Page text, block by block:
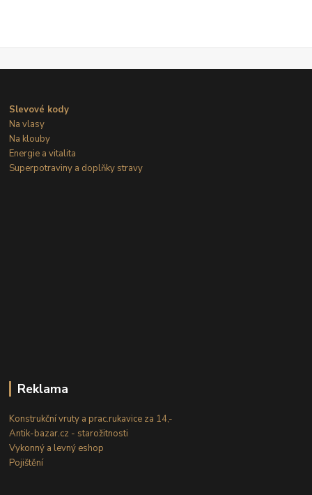
Slevové kody
Na vlasy
Na klouby
Energie a vitalita
Superpotraviny a doplňky stravy
Reklama
Konstrukční vruty a prac.rukavice za 14,-
Antik-bazar.cz - starožitnosti
Vykonný a levný eshop
Pojištění